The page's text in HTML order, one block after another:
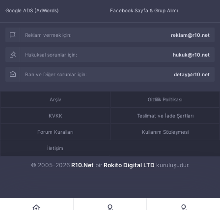
Google ADS (AdWords) Facebook Sayfa & Grup Alımı
Reklam vermek için: reklam@r10.net
Hukuksal sorunlar için: hukuk@r10.net
Ban ve Diğer sorunlar için: detay@r10.net
© 2005-2026 R10.Net bir Rokito Digital LTD kuruluşudur.
Arşiv Gizlilik Politikası
KVKK Teslimat ve İade Şartları
Forum Kuralları Kullanım Sözleşmesi
İletişim